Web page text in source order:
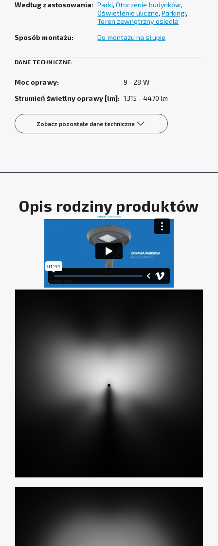
Według zastosowania: Parki, Otoczenie budynków,
Oświetlenie uliczne, Parkingi,
Teren zewnętrzny osiedla
Sposób montażu:
Do montażu na słupie
DANE TECHNICZNE:
Moc oprawy:
9 - 28 W
Strumień świetlny oprawy [lm]: 1315 - 4470 lm
Zobacz pozostałe dane techniczne
Opis rodziny produktów